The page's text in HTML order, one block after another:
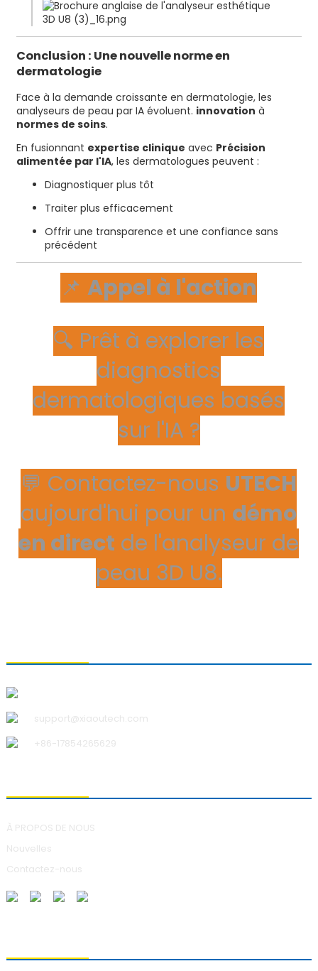
Conclusion : Une nouvelle norme en
dermatologie
Face à la demande croissante en dermatologie, les
analyseurs de peau par IA évoluent. innovation à
normes de soins.
En fusionnant expertise clinique avec Précision
alimentée par l'IA, les dermatologues peuvent :
Diagnostiquer plus tôt
Traiter plus efficacement
Offrir une transparence et une confiance sans
précédent
📌Appel à l'action
🔍 Prêt à explorer les
diagnostics
dermatologiques basés
sur l'IA ?
💬 Contactez-nous UTECH
aujourd'hui pour un démo
en direct de l'analyseur de
peau 3D U8.
support@xiaoutech.com
+86-17854265629
À PROPOS DE NOUS
Nouvelles
Contactez-nous